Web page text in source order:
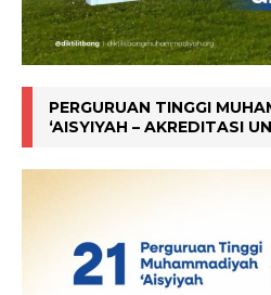
PERGURUAN TINGGI
‘AISYIYAH – AKREDITASI